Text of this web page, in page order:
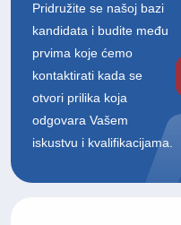
Pridružite se našoj bazi
kandidata i budite među
prvima koje ćemo
kontaktirati kada se
otvori prilika koja
odgovara Vašem
iskustvu i kvalifikacijama.